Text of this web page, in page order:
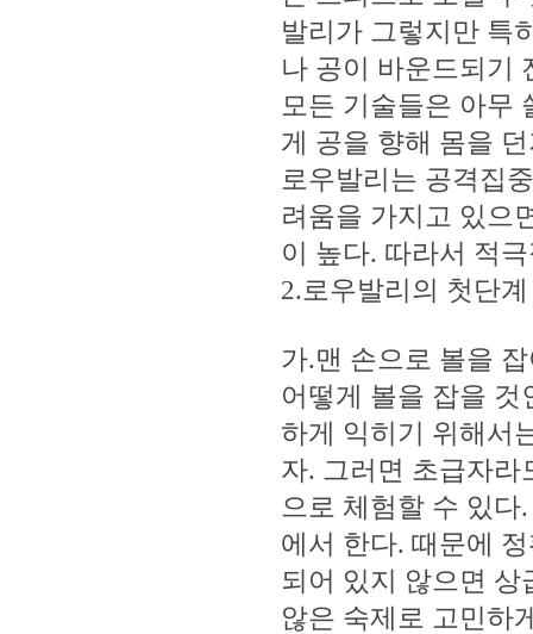
발리가 그렇지만 특
나 공이 바운드되기
모든 기술들은 아무
게 공을 향해 몸을
로우발리는 공격집
려움을 가지고 있으
이 높다. 따라서 적
2.로우발리의 첫단계
가.맨 손으로 볼을
어떻게 볼을 잡을
하게 익히기 위해서
자. 그러면 초급자
으로 체험할 수 있
에서 한다. 때문에
되어 있지 않으면
않은 숙제로 고민하